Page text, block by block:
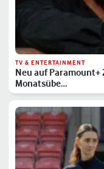
TV & ENTERTAINMENT
Neu auf
Monatsübe…